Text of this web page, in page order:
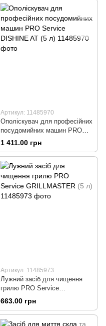
Артикул: 11485970
Ополіскувач для професійних
посудомийних машин PRO
Service DISHINE AT (5 л)
1 411.00 грн
Артикул: 11485973
Лужний засіб для чищення
грилю PRO Service
GRILLMASTER (5 л)
663.00 грн